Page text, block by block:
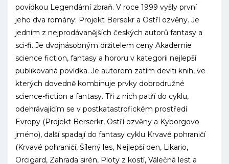
povídkou Legendární zbraň. V roce 1999 vyšly první
jeho dva romány: Projekt Bersekr a Ostří ozvěny. Je
jedním z nejprodávanějších českých autorů fantasy a
sci-fi. Je dvojnásobným držitelem ceny Akademie
science fiction, fantasy a hororu v kategorii nejlepší
publikovaná povídka. Je autorem zatím devíti knih, ve
kterých dovedně kombinuje prvky dobrodružné
science-fiction a fantasy. Tři z nich patří do cyklu,
odehrávajícím se v postkatastro­fickém prostředí
Evropy (Projekt Berserkr, Ostří ozvěny a Kyborgovo
jméno), další spadají do fantasy cyklu Krvavé pohraničí
(Krvavé pohraničí, Šílený les, Nejlepší den, Likario,
Orcigard, Zahrada sirén, Ploty z kostí, Válečná lest a